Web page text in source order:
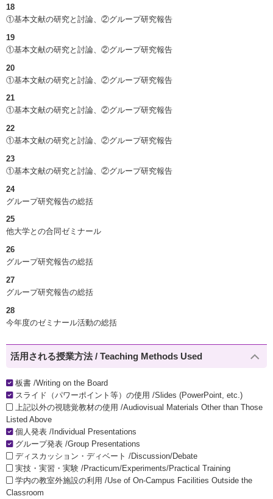
18
①基本文献の研究と討論、②グループ研究報告
19
①基本文献の研究と討論、②グループ研究報告
20
①基本文献の研究と討論、②グループ研究報告
21
①基本文献の研究と討論、②グループ研究報告
22
①基本文献の研究と討論、②グループ研究報告
23
①基本文献の研究と討論、②グループ研究報告
24
グループ研究報告の総括
25
他大学との合同ゼミナール
26
グループ研究報告の総括
27
グループ研究報告の総括
28
今年度のゼミナール活動の総括
活用される授業方法 / Teaching Methods Used
板書 /Writing on the Board
スライド（パワーポイント等）の使用 /Slides (PowerPoint, etc.)
上記以外の視聴覚教材の使用 /Audiovisual Materials Other than Those
Listed Above
個人発表 /Individual Presentations
グループ発表 /Group Presentations
ディスカッション・ディベート /Discussion/Debate
実技・実習・実験 /Practicum/Experiments/Practical Training
学内の教室外施設の利用 /Use of On-Campus Facilities Outside the
Classroom